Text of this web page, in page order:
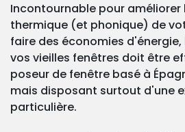
Incontournable pour améliorer
thermique (et phonique) de
faire des économies
vos vieilles fenêtres doit être
poseur de fenêtre basé à
mais disposant surtout d'une
particulière.